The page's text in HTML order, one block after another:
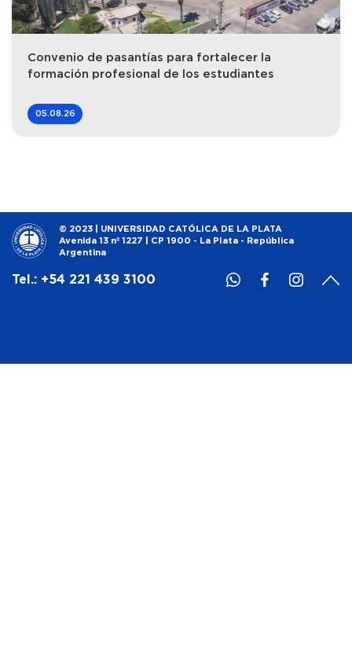
Convenio de pasantías para fortalecer la
formación profesional de los estudiantes
05.08.26
© 2023 | UNIVERSIDAD CATÓLICA DE LA PLATA
Avenida 13 nº 1227 | CP 1900 - La Plata - República
Argentina
Tel.: +54 221 439 3100